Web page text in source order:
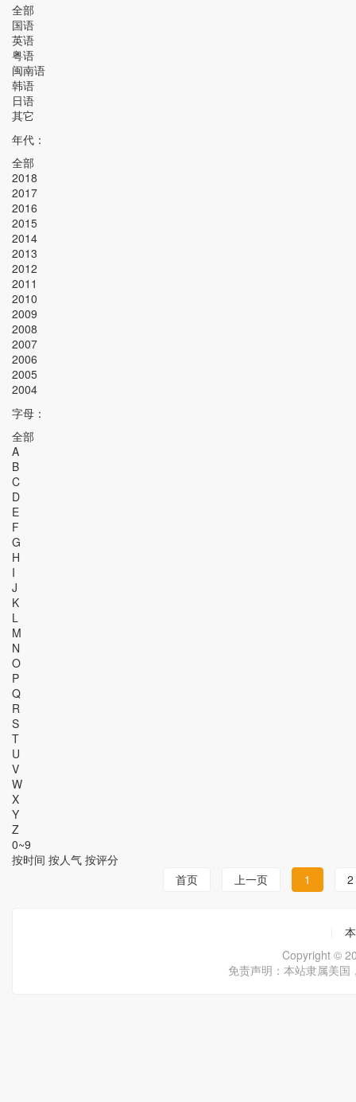
全部
国语
英语
粤语
闽南语
韩语
日语
其它
年代：
全部
2018
2017
2016
2015
2014
2013
2012
2011
2010
2009
2008
2007
2006
2005
2004
字母：
全部
A
B
C
D
E
F
G
H
I
J
K
L
M
N
O
P
Q
R
S
T
U
V
W
X
Y
Z
0~9
按时间 按人气 按评分
首页
上一页 1 2
Copyright ©
免责声明：本站隶属美